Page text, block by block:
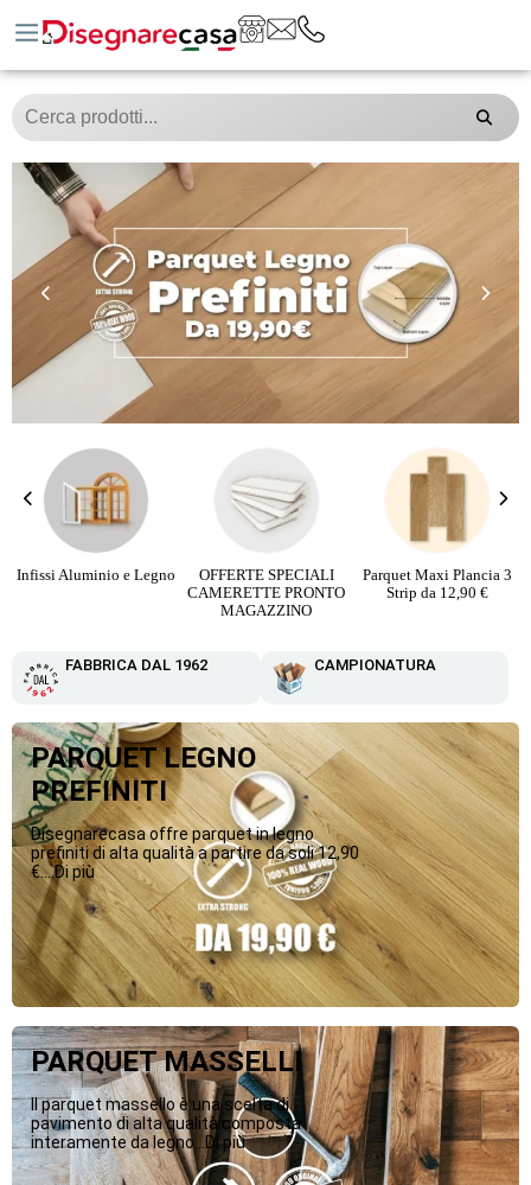
Infissi Aluminio e Legno
OFFERTE SPECIALI
CAMERETTE PRONTO
MAGAZZINO
Parquet Maxi Plancia 3
Strip da 12,90 €
FABBRICA DAL 1962 CAMPIONATURA
PARQUET LEGNO
PREFINITI
Disegnarecasa offre parquet in legno
prefiniti di alta qualità a partire da soli 12,90
€....Di più
PARQUET MASSELLI
Il parquet massello è una scelta di
pavimento di alta qualità composta
interamente da legno...Di più